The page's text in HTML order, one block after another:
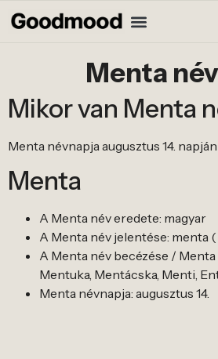
Menta
Mikor van Menta
Menta névnapja augusztus 14. napján
Menta
A Menta név eredete: magyar
A Menta név jelentése: menta
A Menta név becézése /
Mentuka, Mentácska, Menti,
Menta névnapja: augusztus 14.